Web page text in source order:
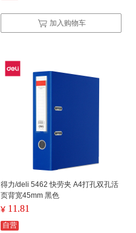
加入购物车
得力/deli 5462 快劳夹 A4打孔双孔活
页背宽45mm 黑色
¥ 11.81
自营